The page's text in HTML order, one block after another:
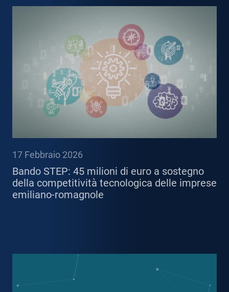
17 Febbraio 2026
Bando STEP: 45 milioni di euro a sostegno
della competitività tecnologica delle imprese
emiliano-romagnole